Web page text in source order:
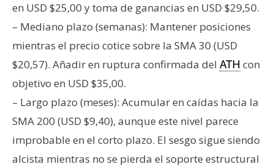
en USD $25,00 y toma de ganancias en USD $29,50.
– Mediano plazo (semanas): Mantener posiciones
mientras el precio cotice sobre la SMA 30 (USD
$20,57). Añadir en ruptura confirmada del ATH con
objetivo en USD $35,00.
– Largo plazo (meses): Acumular en caídas hacia la
SMA 200 (USD $9,40), aunque este nivel parece
improbable en el corto plazo. El sesgo sigue siendo
alcista mientras no se pierda el soporte estructural